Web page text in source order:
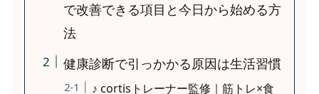
で改善できる項目と今日から始める方
法
健康診断で引っかかる原因は生活習慣
♪ cortisトレーナー監修｜筋トレ×食